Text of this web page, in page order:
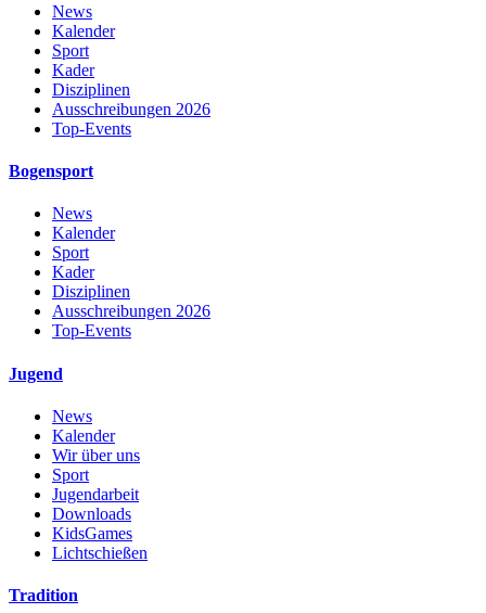
News
Kalender
Sport
Kader
Disziplinen
Ausschreibungen 2026
Top-Events
Bogensport
News
Kalender
Sport
Kader
Disziplinen
Ausschreibungen 2026
Top-Events
Jugend
News
Kalender
Wir über uns
Sport
Jugendarbeit
Downloads
KidsGames
Lichtschießen
Tradition